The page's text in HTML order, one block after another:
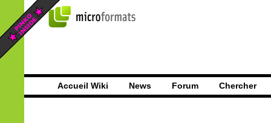
Accueil Wiki News Forum Chercher